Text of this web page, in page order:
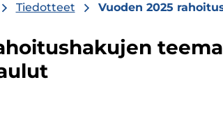
Tiedotteet Vuoden 2025